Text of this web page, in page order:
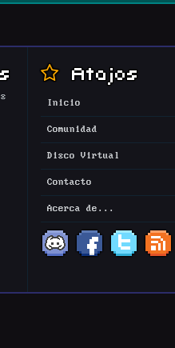
Atajos
Inicio
Comunidad
Disco Virtual
Contacto
Acerca de...